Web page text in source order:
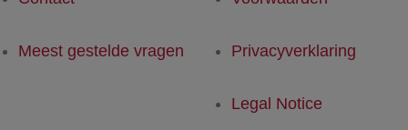
Meest gestelde vragen Privacyverklaring
Legal Notice